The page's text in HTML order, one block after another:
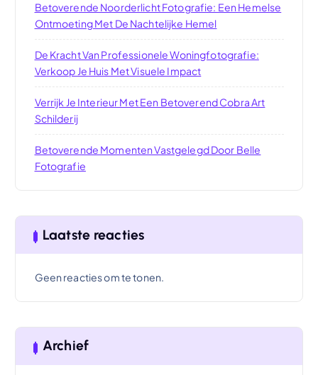
Betoverende Noorderlicht Fotografie: Een Hemelse
Ontmoeting Met De Nachtelijke Hemel
De Kracht Van Professionele Woningfotografie:
Verkoop Je Huis Met Visuele Impact
Verrijk Je Interieur Met Een Betoverend Cobra Art
Schilderij
Betoverende Momenten Vastgelegd Door Belle
Fotografie
Laatste reacties
Geen reacties om te tonen.
Archief